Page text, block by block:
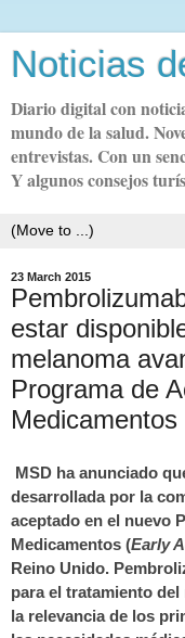
Noticias
Diario digital con
mundo de la salud.
entrevistas. Con un
Y algunos consejos
23 March 2015
estar
melanoma
Programa de
MSD ha anunciado
desarrollada por la
aceptado en el nuevo
Medicamentos (Early
Reino Unido.
para el tratamiento del
la relevancia de los